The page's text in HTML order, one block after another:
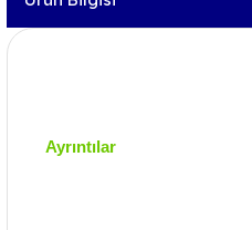
Ayrıntılar